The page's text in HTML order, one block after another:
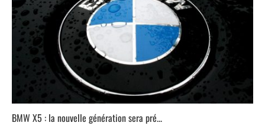
BMW X5 : la nouvelle génération sera pré...